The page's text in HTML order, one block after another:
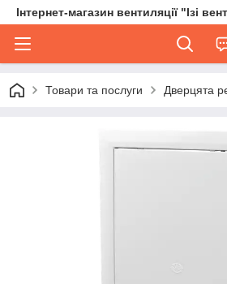
Інтернет-магазин вентиляції "Ізі
Товари та послуги Дверцята